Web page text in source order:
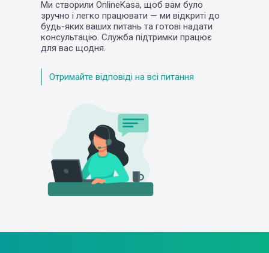
Ми створили OnlineKasa, щоб вам було
зручно і легко працювати — ми відкриті до
будь-яких ваших питань та готові надати
консультацію. Служба підтримки працює
для вас щодня.
Отримайте відповіді на всі питання